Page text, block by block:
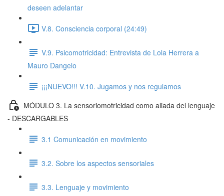
deseen adelantar
V.8. Consciencia corporal (24:49)
V.9. Psicomotricidad: Entrevista de Lola Herrera a
Mauro Dangelo
¡¡¡NUEVO!!! V.10. Jugamos y nos regulamos
MÓDULO 3. La sensoriomotricidad como aliada del lenguaje
- DESCARGABLES
3.1 Comunicación en movimiento
3.2. Sobre los aspectos sensoriales
3.3. Lenguaje y movimiento